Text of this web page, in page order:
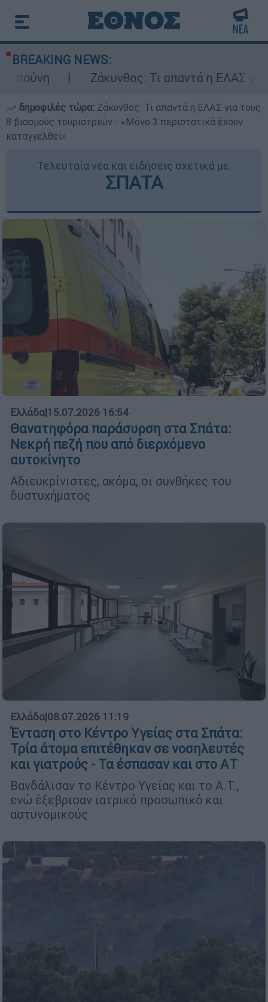
BREAKING NEWS:
Ζάκυνθος: Τι απαντά η ΕΛΑΣ για τους 8
δημοφιλές τώρα: Ζάκυνθος: Τι απαντά η ΕΛΑΣ για τους
8 βιασμούς τουριστριών - «Μόνο 3 περιστατικά έχουν
καταγγελθεί»
Τελευταία νέα και ειδήσεις σχετικά με:
ΣΠΑΤΑ
Ελλάδα|15.07.2026 16:54
Θανατηφόρα παράσυρση στα Σπάτα:
Νεκρή πεζή που από διερχόμενο
αυτοκίνητο
Αδιευκρίνιστες, ακόμα, οι συνθήκες του
δυστυχήματος
Ελλάδα|08.07.2026 11:19
Ένταση στο Κέντρο Υγείας στα Σπάτα:
Τρία άτομα επιτέθηκαν σε νοσηλευτές
και γιατρούς - Τα έσπασαν και στο ΑΤ
Βανδάλισαν το Κέντρο Υγείας και το Α.Τ.,
ενώ έξεβρισαν ιατρικό προσωπικό και
αστυνομικούς